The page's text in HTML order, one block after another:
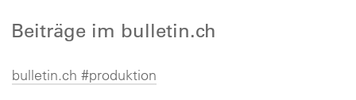
Beiträge im bulletin.ch
bulletin.ch #produktion